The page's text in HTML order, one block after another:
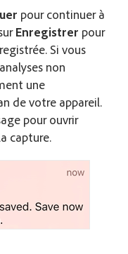
pour continuer à
Enregistrer pour
Si vous
non
une
de votre appareil.
pour ouvrir
capture.